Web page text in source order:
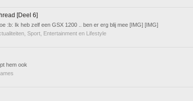
[Deel 6]
:b: Ik heb zelf een GSX 1200 .. ben er erg blij mee [IMG] [IMG]
Sport, Entertainment en Lifestyle
hem ook